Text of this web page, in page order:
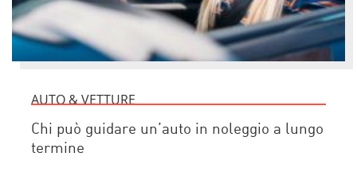
AUTO & VETTURE
Chi può guidare un’auto in noleggio a lungo
termine